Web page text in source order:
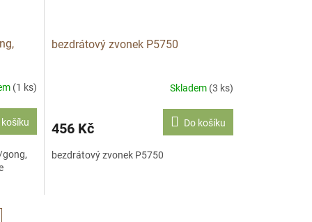
(1 ks)
košíku
bezdrátový zvonek P5750
Skladem (3 ks)
456 Kč Do košíku
bezdrátový zvonek P5750